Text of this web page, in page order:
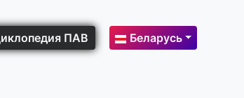
ПАВ Беларусь